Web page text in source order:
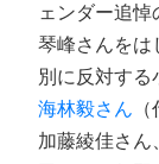
ェンダー追
琴峰さんをは
別に反対する
海林毅さん
加藤綾佳さん